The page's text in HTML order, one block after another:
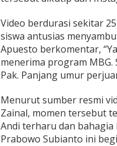
d
a
n
a
M
a
k
a
n
B
e
r
Video berdurasi sekitar
siswa antusias
Apuesto berkomentar,
menerima program
Pak. Panjang umur
Menurut sumber resmi
Zainal, momen tersebut
Andi terharu dan
Prabowo Subianto ini